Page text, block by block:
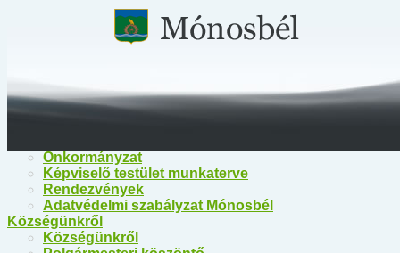
Közérdekű információk
Polgármesteri Hivatal Mónosbél
Közös Hivatal Bélapátfalva
Önkormányzat
Képviselő testület munkaterve
Rendezvények
Adatvédelmi szabályzat Mónosbél
Községünkről
Községünkről